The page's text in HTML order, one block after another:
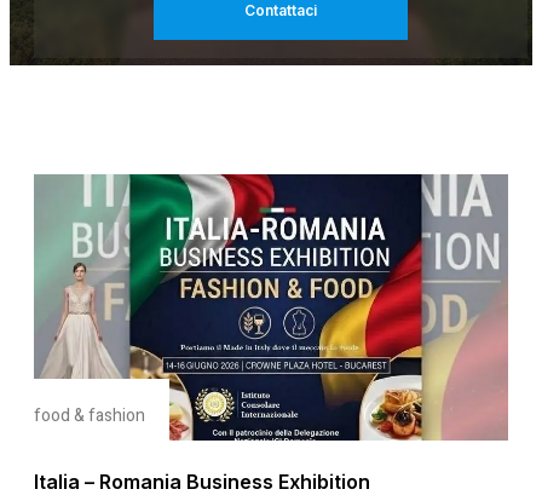
Contattaci
food & fashion
Italia – Romania Business Exhibition